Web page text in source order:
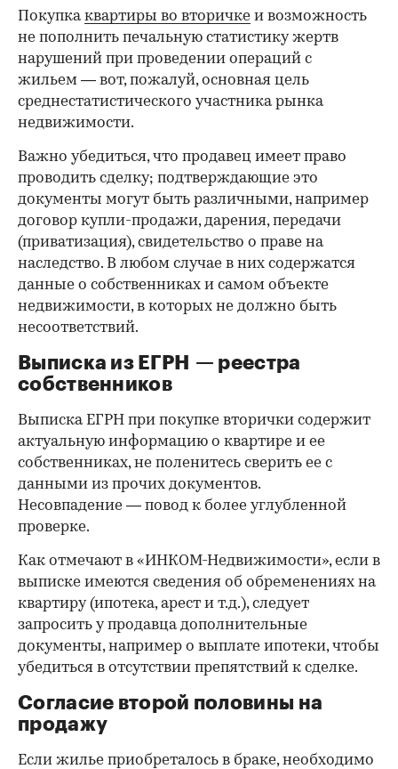
Покупкаквартиры во вторичке и возможность
не пополнить печальную статистику жертв
нарушений при проведении операций с
жильем — вот, пожалуй, основная цель
среднестатистического участника рынка
недвижимости.
Важно убедиться, что продавец имеет право
проводить сделку; подтверждающие это
документы могут быть различными, например
договор купли-продажи, дарения, передачи
(приватизация), свидетельство о праве на
наследство. В любом случае в них содержатся
данные о собственниках и самом объекте
недвижимости, в которых не должно быть
несоответствий.
Выписка из ЕГРН — реестра
собственников
Выписка ЕГРН при покупке вторички содержит
актуальную информацию о квартире и ее
собственниках, не поленитесь сверить ее с
данными из прочих документов.
Несовпадение — повод к более углубленной
проверке.
Как отмечают в «ИНКОМ-Недвижимости», если в
выписке имеются сведения об обременениях на
квартиру (ипотека, арест и т.д.), следует
запросить у продавца дополнительные
документы, например о выплате ипотеки, чтобы
убедиться в отсутствии препятствий к сделке.
Согласие второй половины на
продажу
Если жилье приобреталось в браке, необходимо